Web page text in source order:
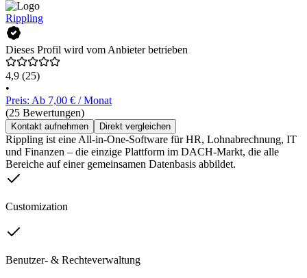
Rippling
Dieses Profil wird vom Anbieter betrieben
4,9 (25)
•
Preis: Ab 7,00 € / Monat
(25 Bewertungen)
Kontakt aufnehmen Direkt vergleichen
Rippling ist eine All-in-One-Software für HR, Lohnabrechnung, IT
und Finanzen – die einzige Plattform im DACH-Markt, die alle
Bereiche auf einer gemeinsamen Datenbasis abbildet.
Customization
Benutzer- & Rechteverwaltung